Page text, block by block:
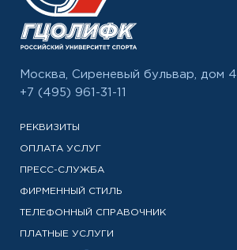
Москва, Сиреневый бульвар, дом 4
+7 (495) 961-31-11
РЕКВИЗИТЫ
ОПЛАТА УСЛУГ
ПРЕСС-СЛУЖБА
ФИРМЕННЫЙ СТИЛЬ
ТЕЛЕФОННЫЙ СПРАВОЧНИК
ПЛАТНЫЕ УСЛУГИ